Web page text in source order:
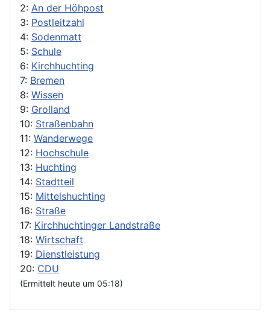
2: An der Höhpost
3: Postleitzahl
4: Sodenmatt
5: Schule
6: Kirchhuchting
7: Bremen
8: Wissen
9: Grolland
10: Straßenbahn
11: Wanderwege
12: Hochschule
13: Huchting
14: Stadtteil
15: Mittelshuchting
16: Straße
17: Kirchhuchtinger Landstraße
18: Wirtschaft
19: Dienstleistung
20: CDU
(Ermittelt heute um 05:18)